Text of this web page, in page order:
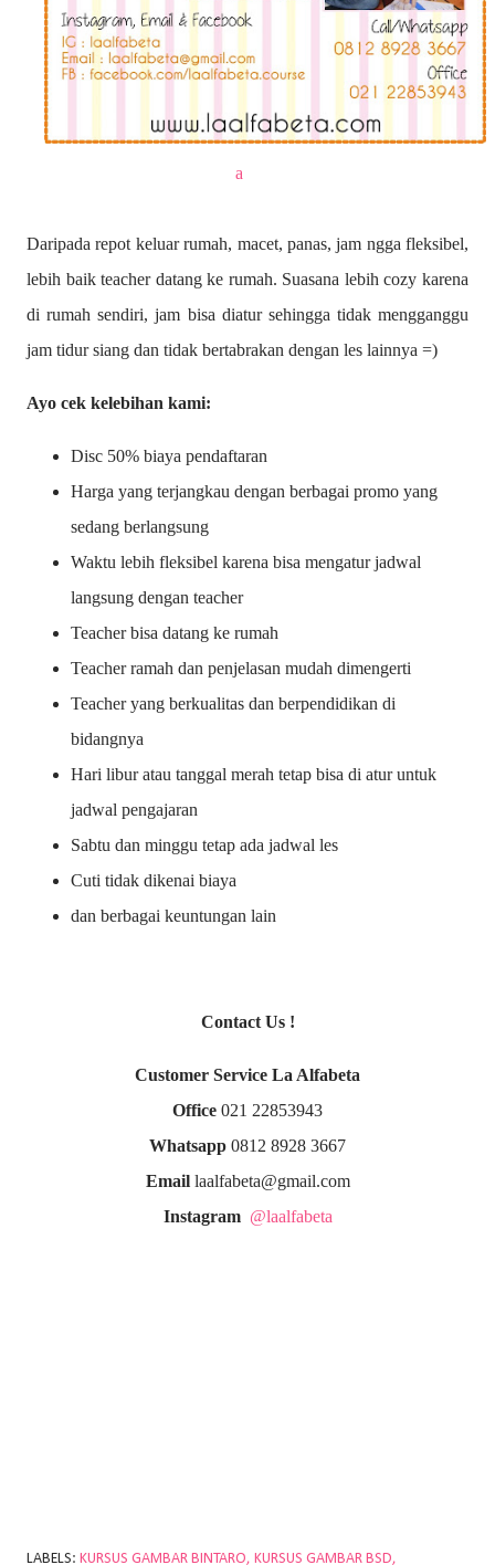
a
Daripada repot keluar rumah, macet, panas, jam ngga fleksibel,
lebih baik teacher datang ke rumah. Suasana lebih cozy karena
di rumah sendiri, jam bisa diatur sehingga tidak mengganggu
jam tidur siang dan tidak bertabrakan dengan les lainnya =)
Ayo cek kelebihan kami:
Disc 50% biaya pendaftaran
Harga yang terjangkau dengan berbagai promo yang
sedang berlangsung
Waktu lebih fleksibel karena bisa mengatur jadwal
langsung dengan teacher
Teacher bisa datang ke rumah
Teacher ramah dan penjelasan mudah dimengerti
Teacher yang berkualitas dan berpendidikan di
bidangnya
Hari libur atau tanggal merah tetap bisa di atur untuk
jadwal pengajaran
Sabtu dan minggu tetap ada jadwal les
Cuti tidak dikenai biaya
dan berbagai keuntungan lain
Contact Us !
Customer Service La Alfabeta
Office 021 22853943
Whatsapp 0812 8928 3667
Emaillaalfabeta@gmail.com
Instagram @laalfabeta
LABELS: KURSUS GAMBAR BINTARO KURSUS GAMBAR BSD